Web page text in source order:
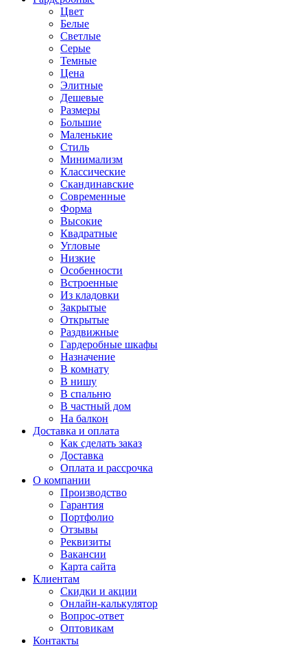
Цвет
Белые
Светлые
Серые
Темные
Цена
Элитные
Дешевые
Размеры
Большие
Маленькие
Стиль
Минимализм
Классические
Скандинавские
Современные
Форма
Высокие
Квадратные
Угловые
Низкие
Особенности
Встроенные
Из кладовки
Закрытые
Открытые
Раздвижные
Гардеробные шкафы
Назначение
В комнату
В нишу
В спальню
В частный дом
На балкон
Доставка и оплата
Как сделать заказ
Доставка
Оплата и рассрочка
О компании
Производство
Гарантия
Портфолио
Отзывы
Реквизиты
Вакансии
Карта сайта
Клиентам
Скидки и акции
Онлайн-калькулятор
Вопрос-ответ
Оптовикам
Контакты